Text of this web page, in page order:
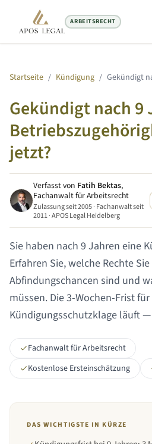
ARBEITSRECHT
Startseite / Kündigung / Gekündigt
Gekündigt nach 9
jetzt?
Verfasst von Fatih Bektas,
Fachanwalt für Arbeitsrecht
Zulassung seit 2005 · Fachanwalt seit
2011 · APOS Legal Heidelberg
Sie haben nach 9 Jahren eine
Erfahren Sie, welche Rechte
Abfindungschancen sind und
müssen. Die 3-Wochen-Frist
Kündigungsschutzklage läuft
Fachanwalt für Arbeitsrecht
Kostenlose Ersteinschätzung
DAS WICHTIGSTE IN KÜRZE